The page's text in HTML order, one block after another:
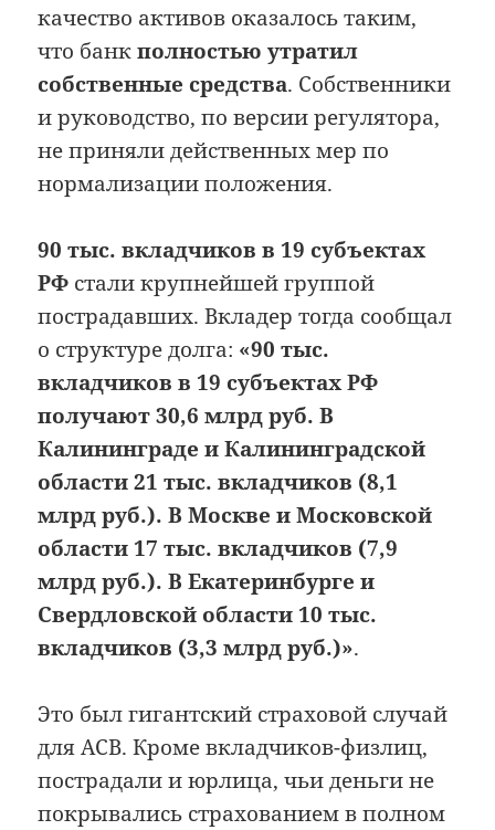
качество активов оказалось таким,
что банкполностью утратил
собственные средства. Собственники
и руководство, по версии регулятора,
не приняли действенных мер по
нормализации положения.
90 тыс. вкладчиков в 19 субъектах
РФ стали крупнейшей группой
пострадавших. Вкладер тогда сообщал
о структуре долга: «90 тыс.
вкладчиков в 19 субъектах РФ
получают 30,6 млрд руб. В
Калининграде и Калининградской
области 21 тыс. вкладчиков (8,1
млрд руб.). В Москве и Московской
области 17 тыс. вкладчиков (7,9
млрд руб.). В Екатеринбурге и
Свердловской области 10 тыс.
вкладчиков (3,3 млрд руб.)».
Это был гигантский страховой случай
для АСВ. Кроме вкладчиков-физлиц,
пострадали и юрлица, чьи деньги не
покрывались страхованием в полном